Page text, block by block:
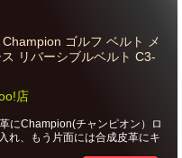
ゴルフ ベルト メ
リバーシブルベルト C3-
店
にChampion(チャンピオン）ロ
れ、もう片面には合成皮革にキ